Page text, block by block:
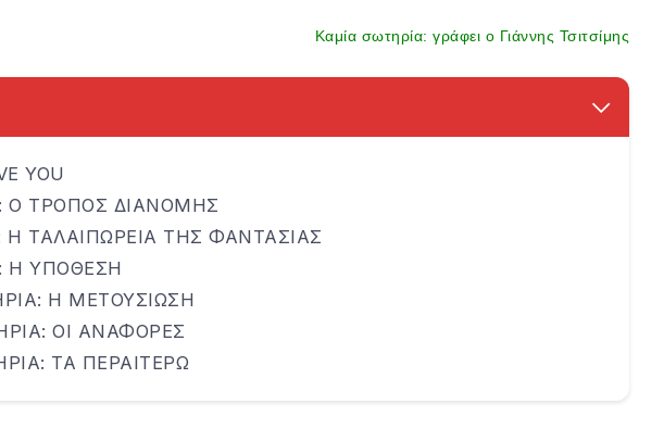
Καμία σωτηρία: γράφει ο Γιάννης Τσιτσίμης
YOU
Ο ΤΡΟΠΟΣ ΔΙΑΝΟΜΗΣ
Η ΤΑΛΑΙΠΩΡΕΙΑ ΤΗΣ ΦΑΝΤΑΣΙΑΣ
Η ΥΠΟΘΕΣΗ
Η ΜΕΤΟΥΣΙΩΣΗ
ΟΙ ΑΝΑΦΟΡΕΣ
ΤΑ ΠΕΡΑΙΤΕΡΩ